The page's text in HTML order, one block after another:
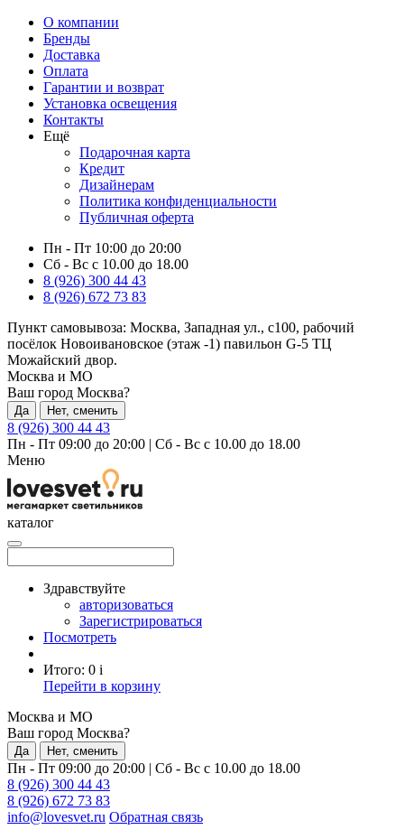
О компании
Бренды
Доставка
Оплата
Гарантии и возврат
Установка освещения
Контакты
Ещё
Подарочная карта
Кредит
Дизайнерам
Политика конфиденциальности
Публичная оферта
Пн - Пт 10:00 до 20:00
Сб - Вс с 10.00 до 18.00
8 (926) 300 44 43
8 (926) 672 73 83
Пункт самовывоза: Москва, Западная ул., с100, рабочий
посёлок Новоивановское (этаж -1) павильон G-5 ТЦ
Можайский двор.
Москва и МО
Ваш город Москва?
Да Нет, сменить
8 (926) 300 44 43
Пн - Пт 09:00 до 20:00 | Сб - Вс с 10.00 до 18.00
Меню
каталог
Здравствуйте
авторизоваться
Зарегистрироваться
Посмотреть
Итого: 0 i
Перейти в корзину
Москва и МО
Ваш город Москва?
Да Нет, сменить
Пн - Пт 09:00 до 20:00 | Сб - Вс с 10.00 до 18.00
8 (926) 300 44 43
8 (926) 672 73 83
info@lovesvet.ru Обратная связь